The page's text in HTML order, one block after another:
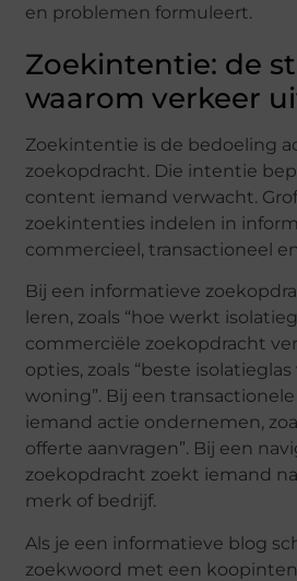
en problemen formuleert.
Zoekintentie: de
waarom verkeer
Zoekintentie is de bedoeling
zoekopdracht. Die intentie
content iemand verwacht.
zoekintenties indelen in
commercieel, transactioneel
Bij een informatieve
leren, zoals “hoe werkt
commerciële zoekopdracht
opties, zoals “beste
woning”. Bij een
iemand actie ondernemen,
offerte aanvragen”. Bij een
zoekopdracht zoekt iemand
merk of bedrijf.
Als je een informatieve blog
zoekwoord met een